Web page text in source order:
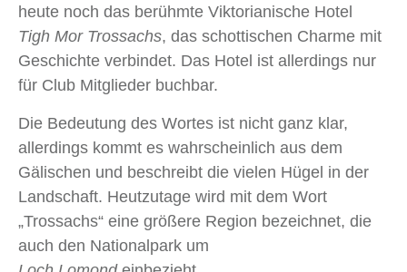
heute noch das berühmte Viktorianische Hotel
Tigh Mor Trossachs, das schottischen Charme mit
Geschichte verbindet. Das Hotel ist allerdings nur
für Club Mitglieder buchbar.
Die Bedeutung des Wortes ist nicht ganz klar,
allerdings kommt es wahrscheinlich aus dem
Gälischen und beschreibt die vielen Hügel in der
Landschaft. Heutzutage wird mit dem Wort
„Trossachs“ eine größere Region bezeichnet, die
auch den Nationalpark um